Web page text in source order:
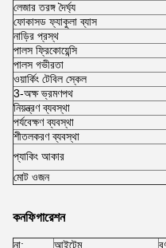
লেজার তরঙ্গ দৈর্ঘ্য
ফোকাসড ফ্যাকুলা ব্যাস
নাড়ির প্রস্থ
পালস ফ্রিকোয়েন্সি
পালস গভীরতা
ওয়ার্কিং টেবিল স্কেল
3-অক্ষ ভ্রমণপথ
নিয়ন্ত্রণ ব্যবস্থা
পর্যবেক্ষণ ব্যবস্থা
শীতলকরণ ব্যবস্থা
প্যাকিং আকার
মোট ওজন
কনফিগারেশন
না: আইটেম